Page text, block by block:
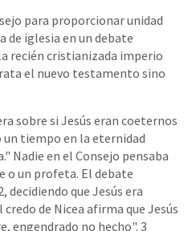
para proporcionar unidad
de iglesia en un debate
recién cristianizada imperio
el nuevo testamento sino
sobre si Jesús eran coeternos
un tiempo en la eternidad
Nadie en el Consejo pensaba
o un profeta. El debate
decidiendo que Jesús era
de Nicea afirma que Jesús
engendrado no hecho". 3